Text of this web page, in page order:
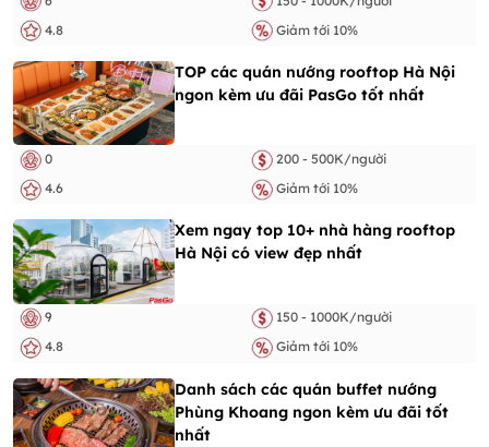
4.8
Giảm tới 10%
TOP các quán nướng rooftop Hà Nội
ngon kèm ưu đãi PasGo tốt nhất
0
200 - 500K/người
4.6
Giảm tới 10%
Xem ngay top 10+ nhà hàng rooftop
Hà Nội có view đẹp nhất
9
150 - 1000K/người
4.8
Giảm tới 10%
Danh sách các quán buffet nướng
Phùng Khoang ngon kèm ưu đãi tốt
nhất